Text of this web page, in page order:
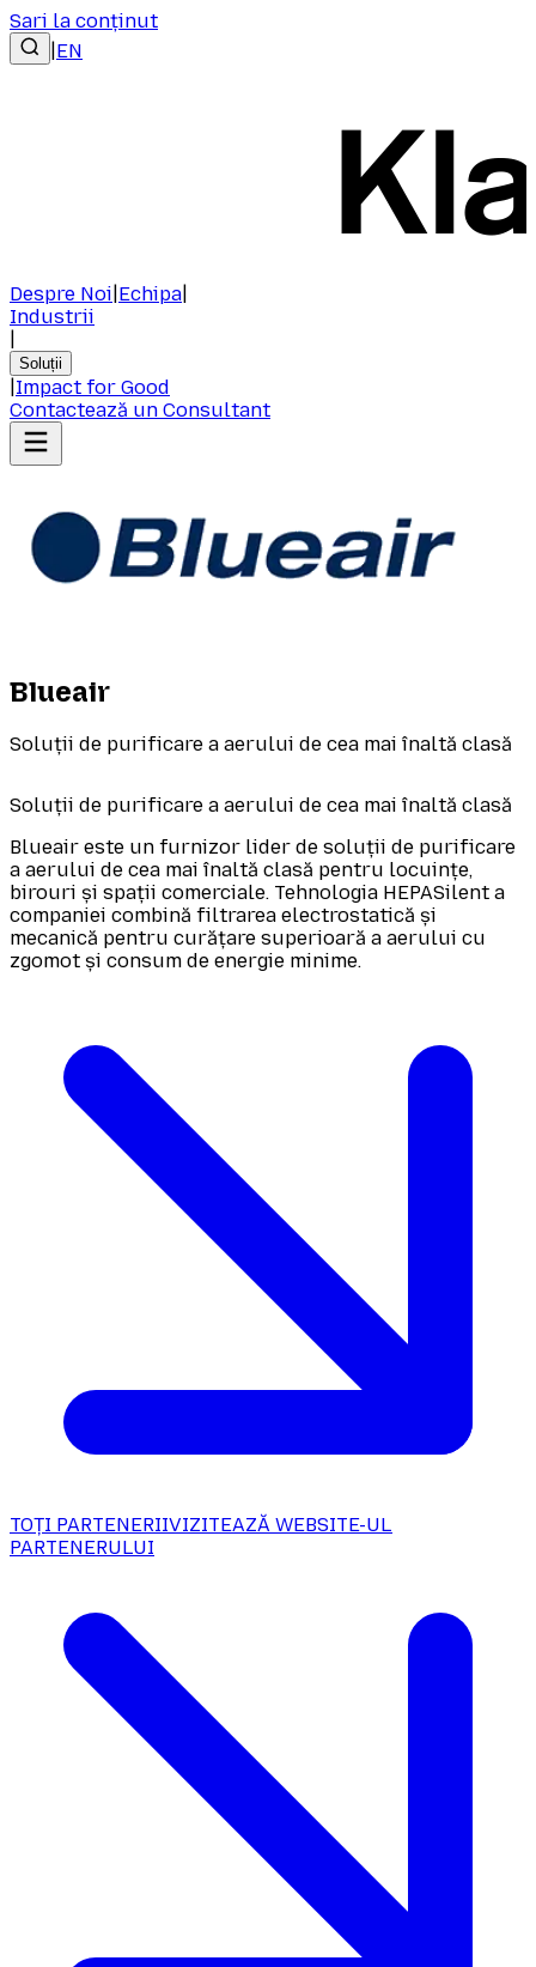
Sari la conținut
EN
Despre Noi Echipa
Industrii
Soluții
Impact for Good
Contactează un Consultant
Blueair
Soluții de purificare a aerului de cea mai înaltă clasă
Soluții de purificare a aerului de cea mai înaltă clasă
Blueair este un furnizor lider de soluții de purificare
a aerului de cea mai înaltă clasă pentru locuințe,
birouri și spații comerciale. Tehnologia HEPASilent a
companiei combină filtrarea electrostatică și
mecanică pentru curățare superioară a aerului cu
zgomot și consum de energie minime.
TOȚI PARTENERIIVIZITEAZĂ WEBSITE-UL
PARTENERULUI